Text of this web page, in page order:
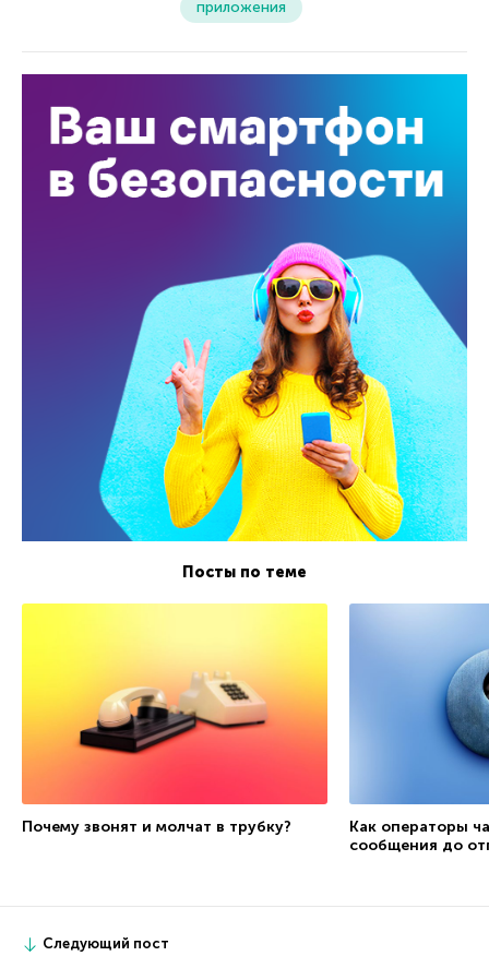
приложения
Посты по теме
Почему звонят и молчат в трубку?
Как операторы
сообщения до
Следующий пост